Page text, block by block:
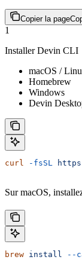
Copier la page
1
Installer Devin CLI
macOS /
Homebrew
Windows
Devin
curl -fsSL
Sur macOS,
brew install --